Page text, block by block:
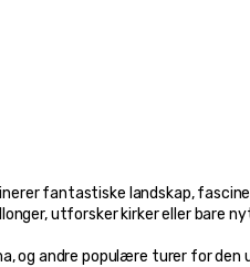
fantastiske landskap,
utforsker kirker eller bare
og andre populære turer for